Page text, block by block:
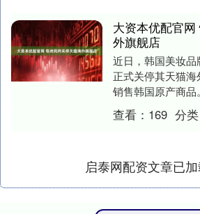
大资本优配官
外旗舰店
近日，韩国美妆品
正式关停其天猫
销售韩国原产商
内旗舰店等渠道
产的....
查看： 169 分类
启泰网配资文章已